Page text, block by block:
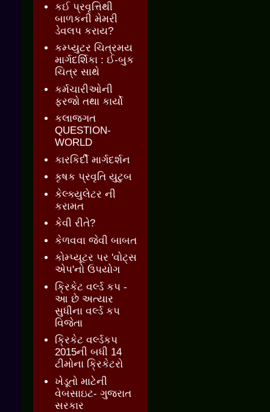
કઈ પ્રવૃત્તિથી
બાળકની મેમરી
ડેવલપ કરાય?
કમ્પ્યુટર ચિત્રમય
માર્ગદર્શિકા : ઈ-બુક
ચિત્ર સાથે
કર્મચારીઓની
ફરજો તથા કાર્યો
કલાજગત
QUESTION-
WORLD
કારકિર્દી માર્ગદર્શન
કૃષક પ્રવૃતિ યુટુબ
કેલ્ક્યુલેટર ની
કરામત
કેવી રીતે?
કેળવવા જેવી બાબત
કોમ્પ્યૂટર પર 'વોટ્સ
એપ'નો ઉપયોગ
ક્રિકેટ વર્લ્ડ કપ -
આ છે અત્યાર
સુધીના વર્લ્ડ કપ
વિજેતા
ક્રિકેટ વર્લ્ડકપ
2015ની બધી 14
ટીમોના ક્રિકેટરો
ખેડૂતો માટેની
વેબસાઇટ- ગુજરાત
સરકાર